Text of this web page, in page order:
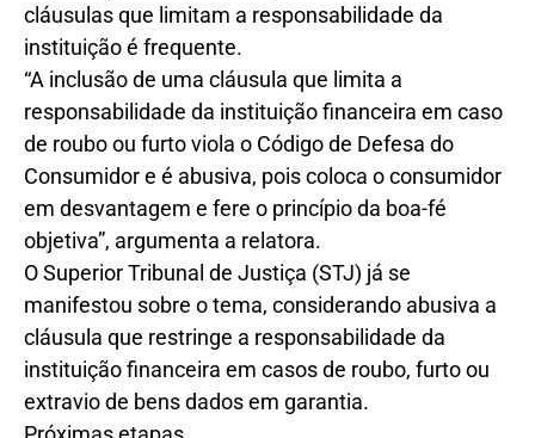
cláusulas que limitam a responsabilidade da
instituição é frequente.
“A inclusão de uma cláusula que limita a
responsabilidade da instituição financeira em caso
de roubo ou furto viola o Código de Defesa do
Consumidor e é abusiva, pois coloca o consumidor
em desvantagem e fere o princípio da boa-fé
objetiva”, argumenta a relatora.
O Superior Tribunal de Justiça (STJ) já se
manifestou sobre o tema, considerando abusiva a
cláusula que restringe a responsabilidade da
instituição financeira em casos de roubo, furto ou
extravio de bens dados em garantia.